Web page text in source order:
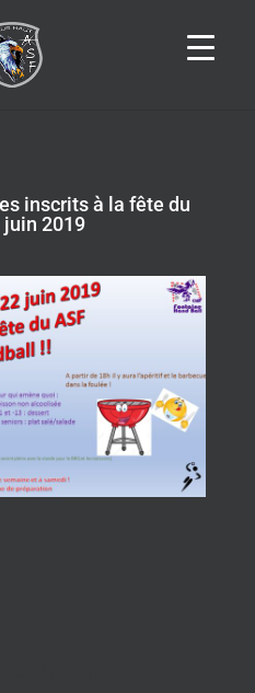
inscrits à la fête du
juin 2019